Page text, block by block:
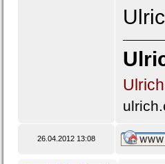
26.04.2012 13:08